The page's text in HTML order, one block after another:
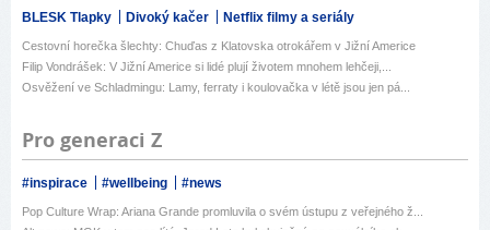
BLESK Tlapky Divoký kačer Netflix filmy a seriály
Cestovní horečka šlechty: Chuďas z Klatovska otrokářem v Jižní Americe
Filip Vondrášek: V Jižní Americe si lidé plují životem mnohem lehčeji,...
Osvěžení ve Schladmingu: Lamy, ferraty i koulovačka v létě jsou jen pá...
Pro generaci Z
#inspirace #wellbeing #news
Pop Culture Wrap: Ariana Grande promluvila o svém ústupu z veřejného ž...